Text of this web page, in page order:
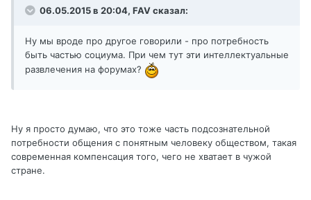
06.05.2015 в 20:04, FAV сказал:
Ну мы вроде про другое говорили - про потребность
быть частью социума. При чем тут эти интеллектуальные
развлечения на форумах?
Ну я просто думаю, что это тоже часть подсознательной
потребности общения с понятным человеку обществом, такая
современная компенсация того, чего не хватает в чужой
стране.